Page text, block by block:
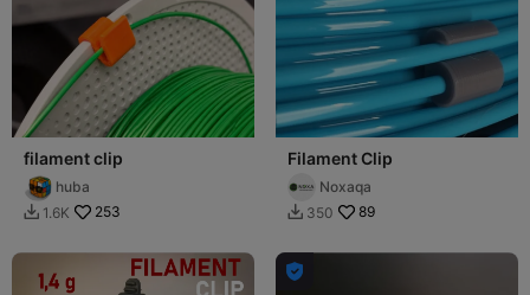
filament clip
huba
 1.6K 253
Filament Clip
Noxaqa
 350 89
